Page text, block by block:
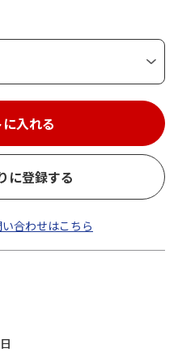
入れる
に登録する
合わせはこちら